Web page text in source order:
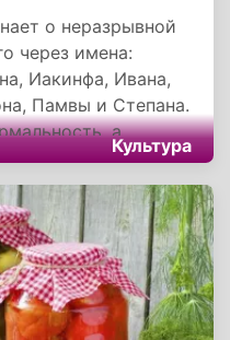
о неразрывной
через имена:
Иакинфа, Ивана,
Памвы и Степана.
а
Как писал
имя... мы
тех, чьи имена
имя по
ребёнка
ориентиром
Культура